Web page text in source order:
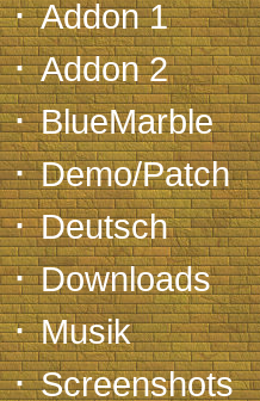
·Addon 1
·Addon 2
·BlueMarble
·Demo/Patch
·Deutsch
·Downloads
·Musik
·Screenshots